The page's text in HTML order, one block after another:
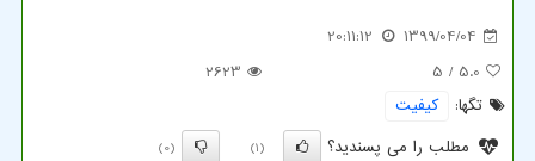
1399/04/04
20:11:12
5.0
/ 5
2623
تگها:
كیفیت
مطلب را می پسندید؟
(1)
(0)